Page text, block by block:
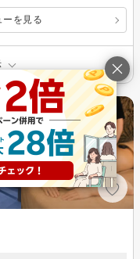
ーを見る